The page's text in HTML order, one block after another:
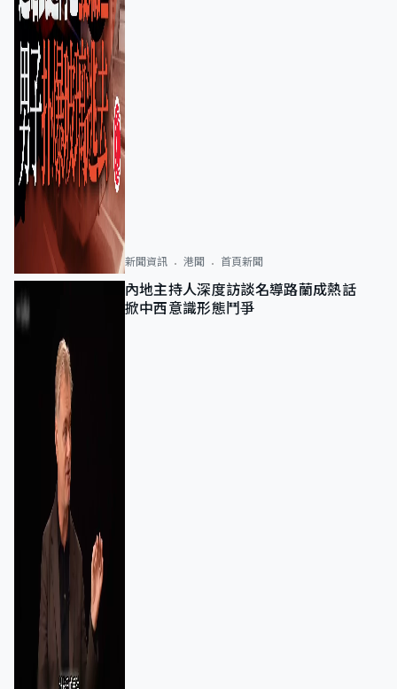
新聞資訊 港聞 首頁新聞
內地主持人深度訪談名導路蘭成熱話
掀中西意識形態鬥爭